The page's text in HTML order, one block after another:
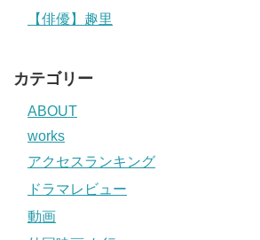
【俳優】趣里
カテゴリー
ABOUT
works
アクセスランキング
ドラマレビュー
動画